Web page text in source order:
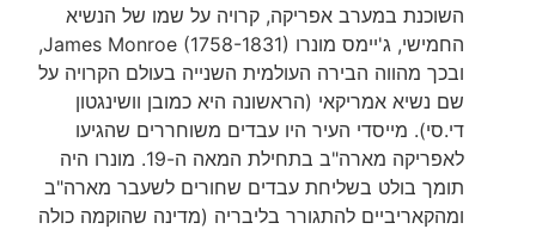
השוכנת במערב אפריקה, קרויה על שמו של הנשיא
החמישי, ג'יימס מונרו James Monroe (1758-1831),
ובכך מהווה הבירה העולמית השנייה בעולם הקרויה על
שם נשיא אמריקאי (הראשונה היא כמובן וושינגטון
די.סי). מייסדי העיר היו עבדים משוחררים שהגיעו
לאפריקה מארה"ב בתחילת המאה ה-19. מונרו היה
תומך בולט בשליחת עבדים שחורים לשעבר מארה"ב
ומהקאריביים להתגורר בליבריה (מדינה שהוקמה כולה